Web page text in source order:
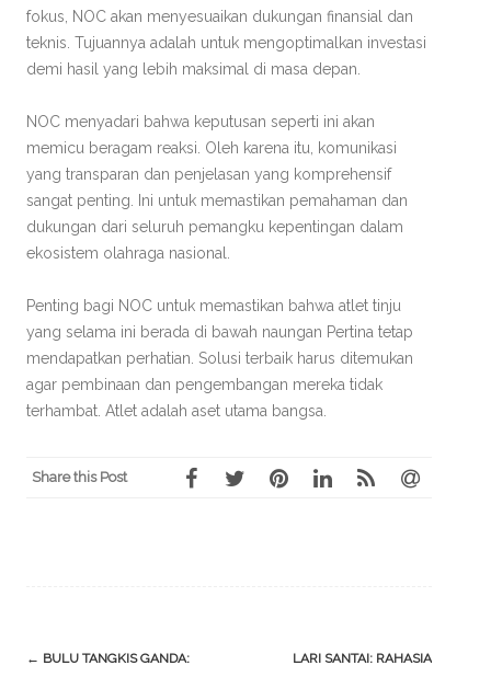
fokus, NOC akan menyesuaikan dukungan finansial dan
teknis. Tujuannya adalah untuk mengoptimalkan investasi
demi hasil yang lebih maksimal di masa depan.
NOC menyadari bahwa keputusan seperti ini akan
memicu beragam reaksi. Oleh karena itu, komunikasi
yang transparan dan penjelasan yang komprehensif
sangat penting. Ini untuk memastikan pemahaman dan
dukungan dari seluruh pemangku kepentingan dalam
ekosistem olahraga nasional.
Penting bagi NOC untuk memastikan bahwa atlet tinju
yang selama ini berada di bawah naungan Pertina tetap
mendapatkan perhatian. Solusi terbaik harus ditemukan
agar pembinaan dan pengembangan mereka tidak
terhambat. Atlet adalah aset utama bangsa.
Share this Post
Post
← BULU TANGKIS GANDA:
LARI SANTAI: RAHASIA